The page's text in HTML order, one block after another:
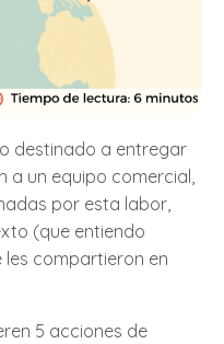
destinado a entregar
a un equipo comercial,
por esta labor,
(que entiendo
compartieron en
5 acciones de